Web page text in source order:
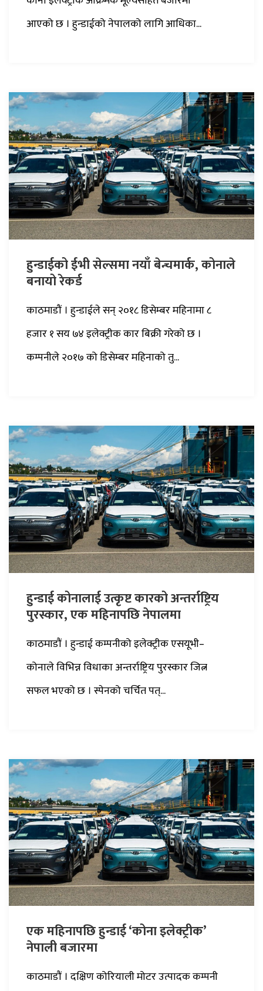
आएको छ । हुन्डाईको नेपालको लागि आधिका...
हुन्डाईको ईभी सेल्समा नयाँ बेन्चमार्क, कोनाले
बनायो रेकर्ड
काठमाडौं । हुन्डाईले सन् २०१८ डिसेम्बर महिनामा ८
हजार १ सय ७४ इलेक्ट्रीक कार बिक्री गरेको छ ।
कम्पनीले २०१७ को डिसेम्बर महिनाको तु...
हुन्डाई कोनालाई उत्कृष्ट कारको अन्तर्राष्ट्रिय
पुरस्कार, एक महिनापछि नेपालमा
काठमाडौं । हुन्डाई कम्पनीको इलेक्ट्रीक एसयूभी–
कोनाले विभिन्न विधाका अन्तर्राष्ट्रिय पुरस्कार जित्न
सफल भएको छ । स्पेनको चर्चित पत्...
एक महिनापछि हुन्डाई ‘कोना इलेक्ट्रीक’
नेपाली बजारमा
काठमाडौं । दक्षिण कोरियाली मोटर उत्पादक कम्पनी